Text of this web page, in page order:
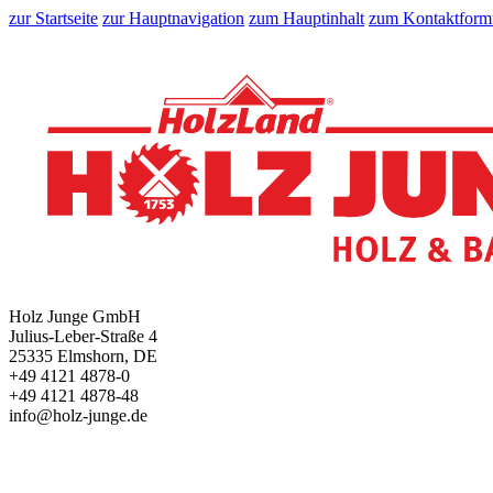
zur Startseite zur Hauptnavigation zum Hauptinhalt zum
Holz Junge GmbH
Julius-Leber-Straße 4
25335 Elmshorn, DE
+49 4121 4878-0
+49 4121 4878-48
info@holz-junge.de